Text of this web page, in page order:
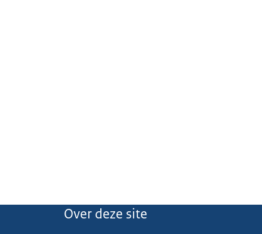
Over deze site